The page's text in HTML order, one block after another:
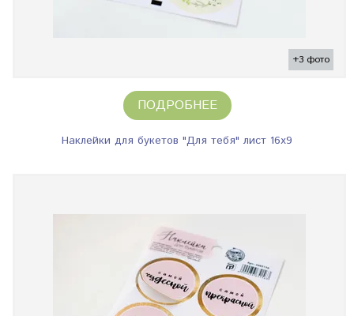
+3 фото
ПОДРОБНЕЕ
Наклейки для букетов "Для тебя" лист 16х9